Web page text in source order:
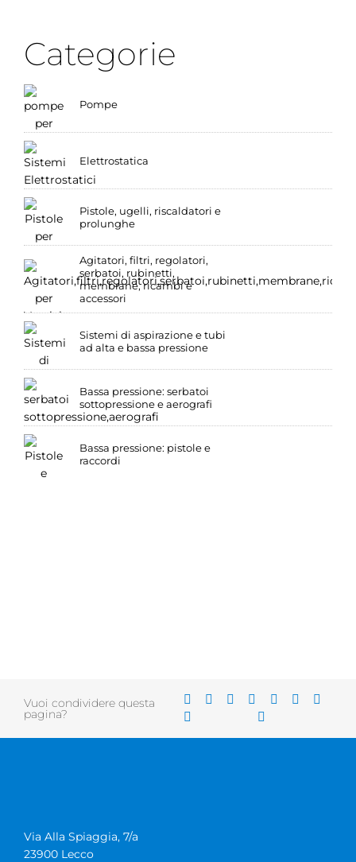
Categorie
Pompe
Elettrostatica
Pistole, ugelli, riscaldatori e
prolunghe
Agitatori, filtri, regolatori,
serbatoi, rubinetti,
membrane, ricambi e
accessori
Sistemi di aspirazione e tubi
ad alta e bassa pressione
Bassa pressione: serbatoi
sottopressione e aerografi
Bassa pressione: pistole e
raccordi
Vuoi condividere questa
pagina?
Via Alla Spiaggia, 7/a
23900 Lecco